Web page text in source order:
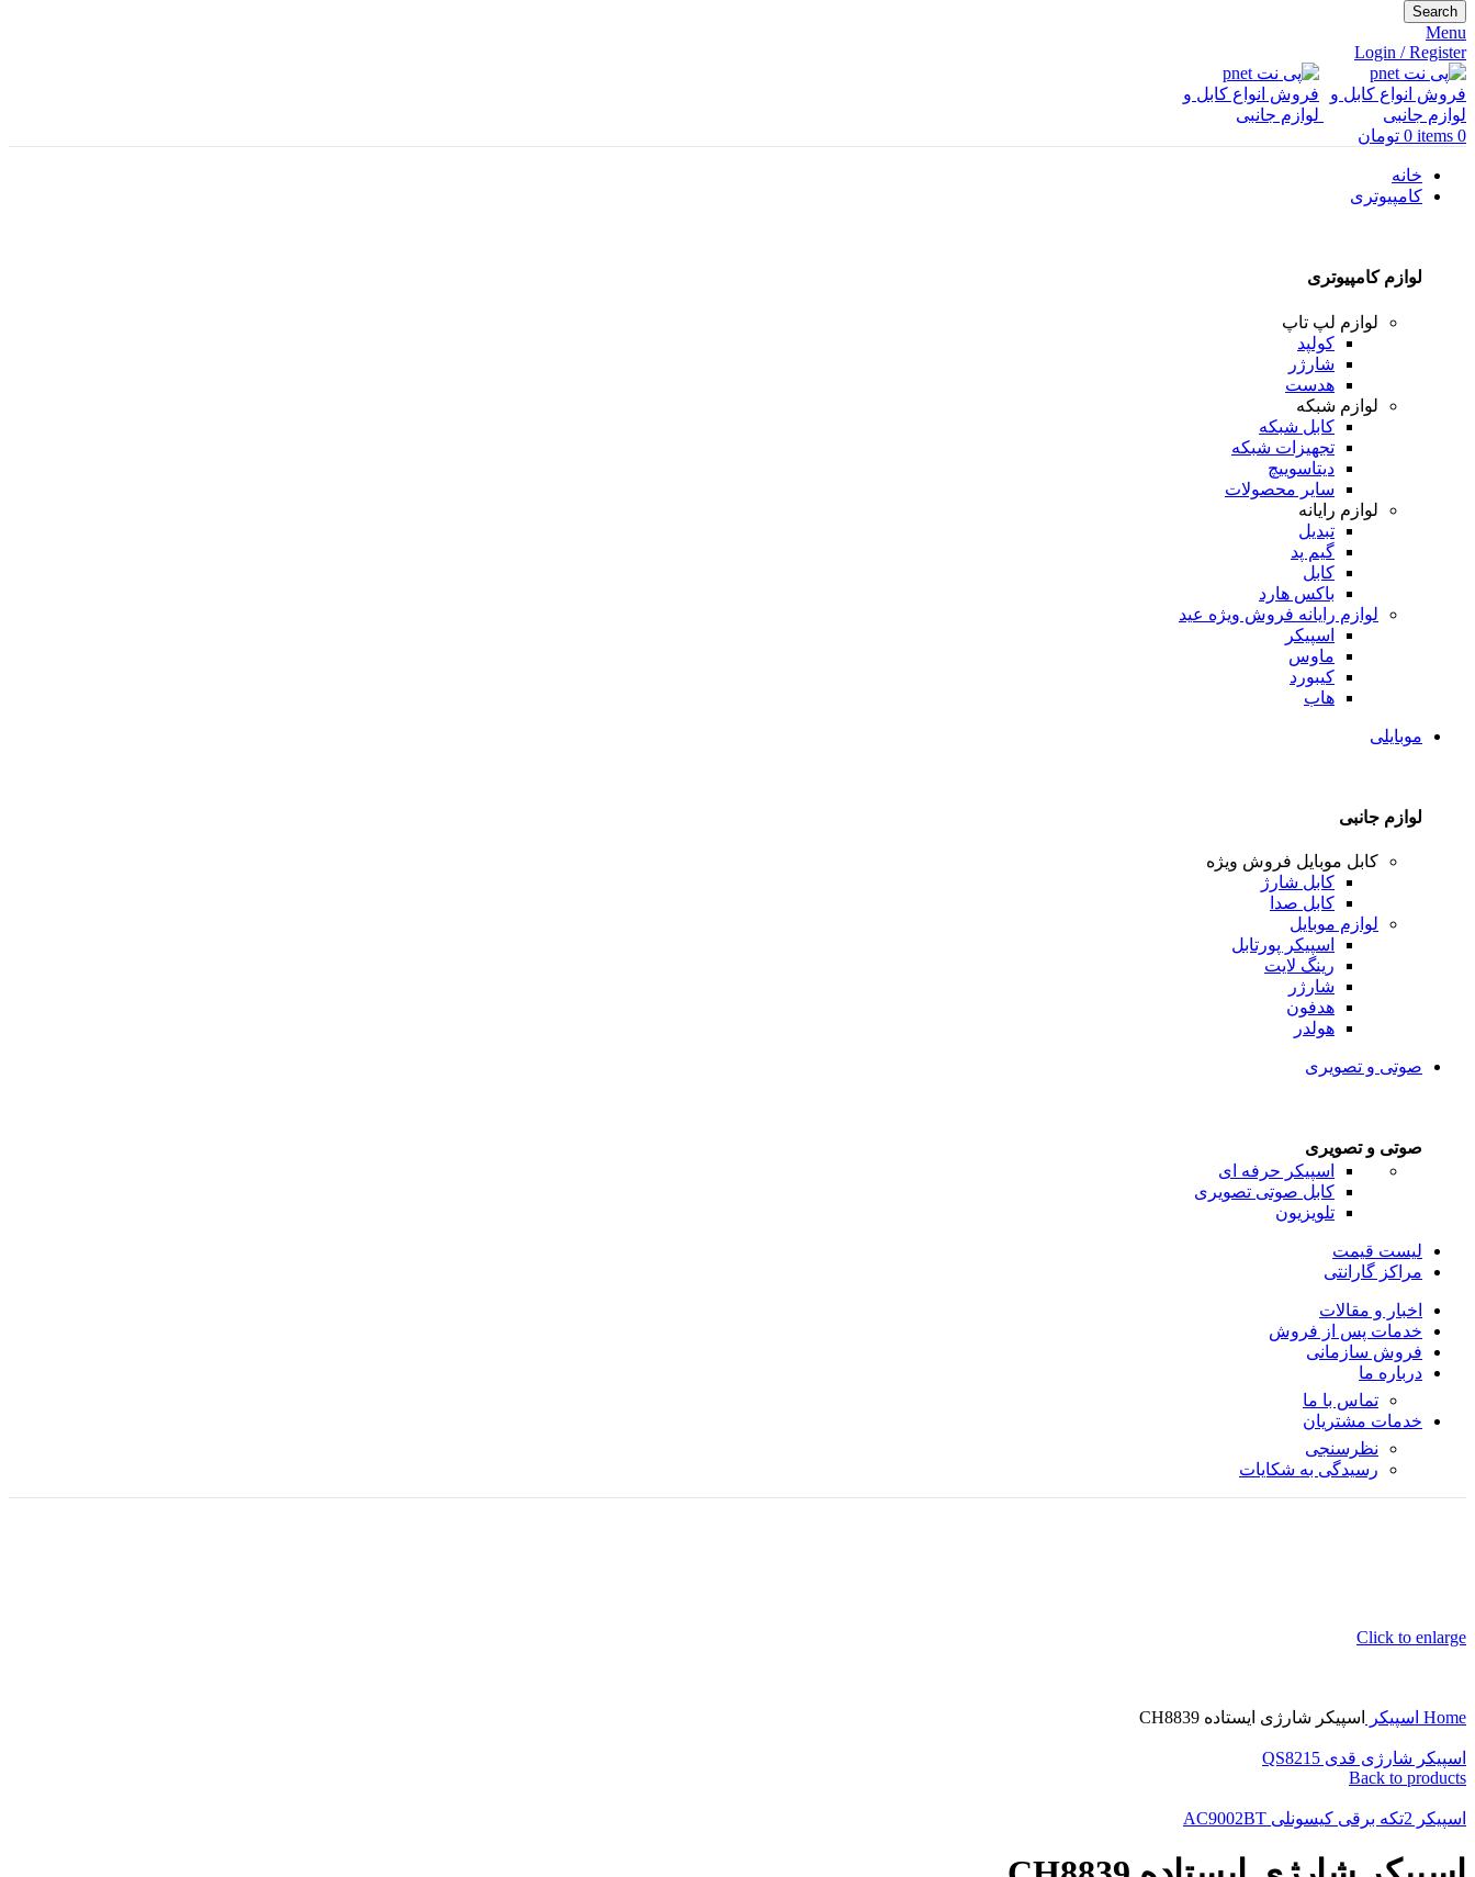
Search
Menu
Login / Register
0
items
0 تومان
خانه
کامپیوتری
لوازم کامپیوتری
لوازم لپ تاپ
کولپد
شارژر
هدست
لوازم شبکه
کابل شبکه
تجهیزات شبکه
دیتاسوییچ
سایر محصولات
لوازم رایانه
تبدیل
گیم پد
کابل
باکس هارد
لوازم رایانه فروش ویژه عید
اسپیکر
ماوس
کیبورد
هاب
موبایلی
لوازم جانبی
کابل موبایل فروش ویژه
کابل شارژ
کابل صدا
لوازم موبایل
اسپیکر پورتابل
رینگ لایت
شارژر
هدفون
هولدر
صوتی و تصویری
صوتی و تصویری
اسپیکر حرفه ای
کابل صوتی تصویری
تلویزیون
لیست قیمت
مراکز گارانتی
اخبار و مقالات
خدمات پس از فروش
فروش سازمانی
درباره ما
تماس با ما
خدمات مشتریان
نظرسنجی
رسیدگی به شکایات
Click to enlarge
Home اسپیکر اسپیکر شارژی ایستاده CH8839
اسپیکر شارژی قدی QS8215
Back to products
اسپیکر 2تکه برقی کیسونلی AC9002BT